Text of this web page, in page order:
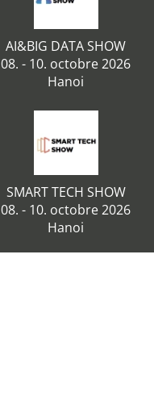
AI&BIG DATA SHOW
08. - 10. octobre 2026
Hanoi
SMART TECH SHOW
08. - 10. octobre 2026
Hanoi